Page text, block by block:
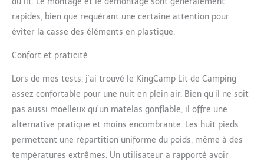
(190x64 cm) est assez
grand pour les adultes
rapides, bien que requérant une certaine attention pour
éviter la casse des éléments en plastique.
Confort et praticité
Lors de mes tests, j’ai trouvé le KingCamp Lit de Camping
assez confortable pour une nuit en plein air. Bien qu’il ne soit
pas aussi moelleux qu’un matelas gonflable, il offre une
alternative pratique et moins encombrante. Les huit pieds
permettent une répartition uniforme du poids, même à des
températures extrêmes. Un utilisateur a rapporté avoir